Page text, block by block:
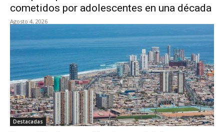
cometidos por adolescentes en una década
Agosto 4, 2026
Destacadas